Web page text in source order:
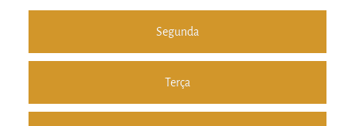
Segunda
Terça